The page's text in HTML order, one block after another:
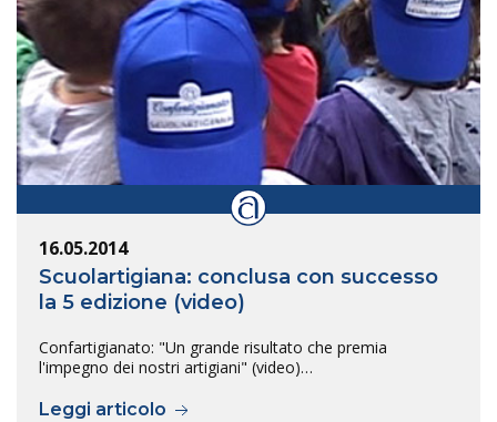
16.05.2014
Scuolartigiana: conclusa con successo
la 5 edizione (video)
Confartigianato: "Un grande risultato che premia
l'impegno dei nostri artigiani" (video)…
Leggi articolo